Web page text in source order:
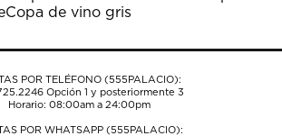
el
de
Copa de vino gris
POR TELÉFONO (555PALACIO):
Opción 1 y posteriormente 3
Horario: 08:00am a 24:00pm
POR WHATSAPP (555PALACIO):